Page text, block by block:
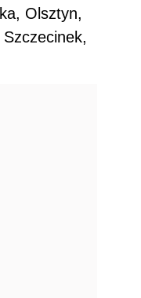
Olsztyn,
Szczecinek,